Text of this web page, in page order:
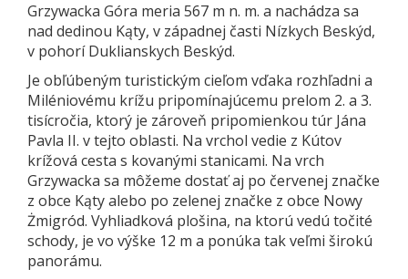
Grzywacka Góra meria 567 m n. m. a nachádza sa
nad dedinou Kąty, v západnej časti Nízkych Beskýd,
v pohorí Duklianskych Beskýd.
Je obľúbeným turistickým cieľom vďaka rozhľadni a
Miléniovému krížu pripomínajúcemu prelom 2. a 3.
tisícročia, ktorý je zároveň pripomienkou túr Jána
Pavla II. v tejto oblasti. Na vrchol vedie z Kútov
krížová cesta s kovanými stanicami. Na vrch
Grzywacka sa môžeme dostať aj po červenej značke
z obce Kąty alebo po zelenej značke z obce Nowy
Żmigród. Vyhliadková plošina, na ktorú vedú točité
schody, je vo výške 12 m a ponúka tak veľmi širokú
panorámu.